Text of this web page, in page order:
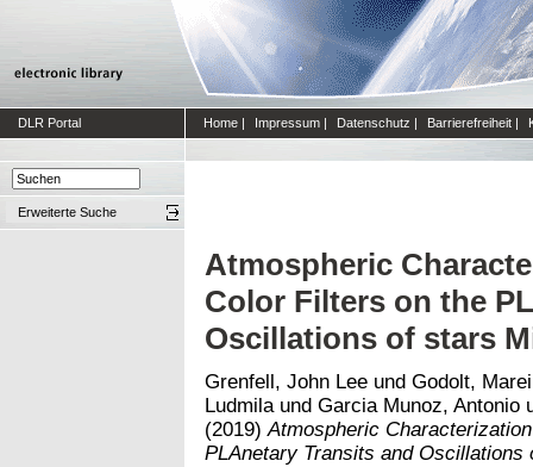
DLR Portal Home | Impressum | Datenschutz | Barrierefreiheit |
Erweiterte Suche
Atmospheric
Color Filters on the
Oscillations of stars
Grenfell, John Lee und Godolt,
Ludmila und Garcia Munoz, Antonio
(2019) Atmospheric
PLAnetary Transits and